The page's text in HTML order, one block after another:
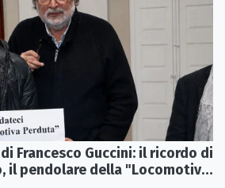
Francesco Guccini: il ricordo di
il pendolare della "Locomotiva